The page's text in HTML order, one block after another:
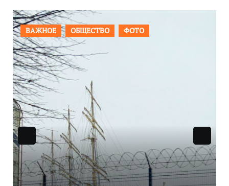
ПРОИСШЕСТВИЯ ФОТО